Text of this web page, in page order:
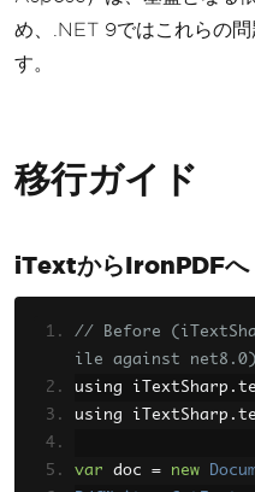
め、.NET 9ではこれらの
す。
移行ガイド
iTextからIronPDFへ
// Before
ile against net8.0)
using iTextSharp .
using iTextSharp .
var doc = new